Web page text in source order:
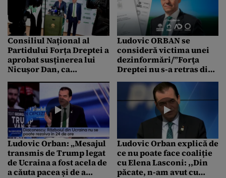
Consiliul Național al
Partidului Forța Dreptei a
aprobat susținerea lui
Nicușor Dan, ca
alegerile prezidențiale
Ludovic ORBAN se
consideră victima unei
dezinformări/”Forţa
Dreptei nu s-a retras din
candidăm la alegerile
parlamentare”
Ludovic Orban: „Mesajul
transmis de Trump legat
de Ucraina a fost acela de
a căuta pacea și de a
Ludovic Orban explică de
ce nu poate face coaliție
cu Elena Lasconi: ,,Din
păcate, n-am avut cu